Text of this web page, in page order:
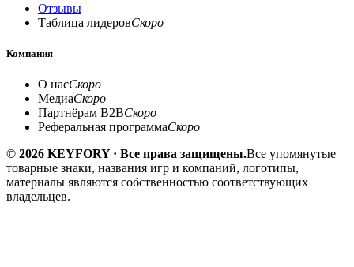
Отзывы
Таблица лидеровСкоро
Компания
О насСкоро
МедиаСкоро
Партнёрам B2BСкоро
Реферальная программаСкоро
© 2026 KEYFORY · Все права защищены.Все упомянутые
товарные знаки, названия игр и компаний, логотипы,
материалы являются собственностью соответствующих
владельцев.